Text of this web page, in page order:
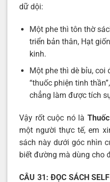
dữ dội:
Một phe thì tôn thờ
triển bản thân, Hạt
kinh.
Một phe thì dè bỉu, coi
“thuốc phiện tinh
chẳng làm được tích
Vậy rốt cuộc nó là
một người thực tế, em
sách này dưới góc nhìn
biết đường mà dùng cho
CÂU 31: ĐỌC SÁCH